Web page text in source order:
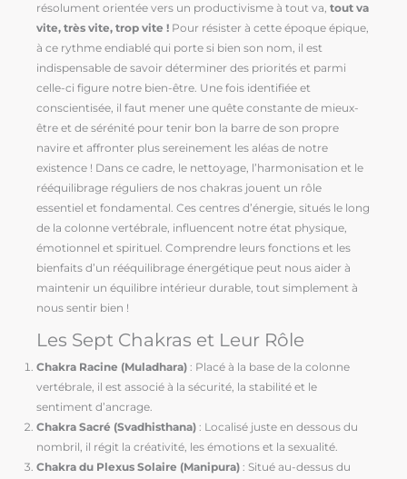
résolument orientée vers un productivisme à tout va, tout va
vite, très vite, trop vite ! Pour résister à cette époque épique,
à ce rythme endiablé qui porte si bien son nom, il est
indispensable de savoir déterminer des priorités et parmi
celle-ci figure notre bien-être. Une fois identifiée et
conscientisée, il faut mener une quête constante de mieux-
être et de sérénité pour tenir bon la barre de son propre
navire et affronter plus sereinement les aléas de notre
existence ! Dans ce cadre, le nettoyage, l’harmonisation et le
rééquilibrage réguliers de nos chakras jouent un rôle
essentiel et fondamental. Ces centres d’énergie, situés le long
de la colonne vertébrale, influencent notre état physique,
émotionnel et spirituel. Comprendre leurs fonctions et les
bienfaits d’un rééquilibrage énergétique peut nous aider à
maintenir un équilibre intérieur durable, tout simplement à
nous sentir bien !
Les Sept Chakras et Leur Rôle
Chakra Racine (Muladhara) : Placé à la base de la colonne
vertébrale, il est associé à la sécurité, la stabilité et le
sentiment d’ancrage.
Chakra Sacré (Svadhisthana) : Localisé juste en dessous du
nombril, il régit la créativité, les émotions et la sexualité.
Chakra du Plexus Solaire (Manipura) : Situé au-dessus du